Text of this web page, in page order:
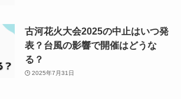
古河花火大会2025の中止はいつ発
表？台風の影響で開催はどうな
る？
2025年7月31日